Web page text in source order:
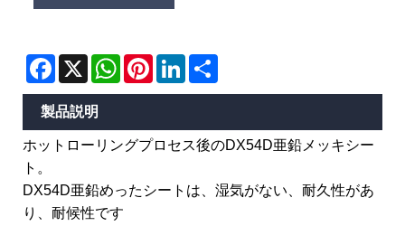
Facebook
X WhatsAppPinterestLinkedIn
製品説明
ホットローリングプロセス後のDX54D亜鉛メッキシー
ト。
DX54D亜鉛めったシートは、湿気がない、耐久性があ
り、耐候性です